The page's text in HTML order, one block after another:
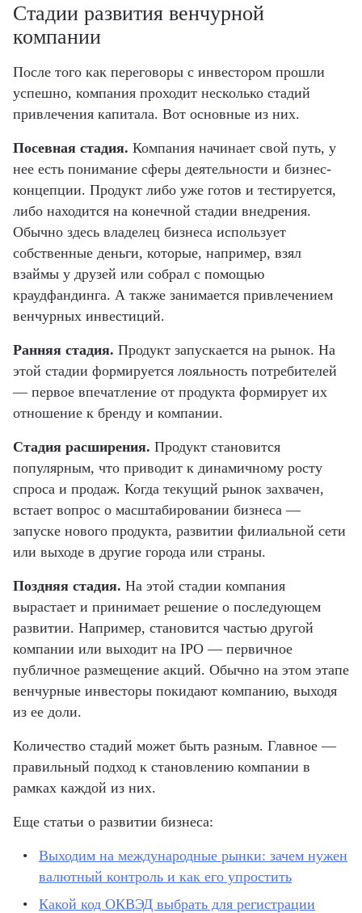
Стадии развития венчурной
компании
После того как переговоры с инвестором прошли
успешно, компания проходит несколько стадий
привлечения капитала. Вот основные из них.
Посевная стадия. Компания начинает свой путь, у
нее есть понимание сферы деятельности и бизнес-
концепции. Продукт либо уже готов и тестируется,
либо находится на конечной стадии внедрения.
Обычно здесь владелец бизнеса использует
собственные деньги, которые, например, взял
взаймы у друзей или собрал с помощью
краудфандинга. А также занимается привлечением
венчурных инвестиций.
Ранняя стадия. Продукт запускается на рынок. На
этой стадии формируется лояльность потребителей
— первое впечатление от продукта формирует их
отношение к бренду и компании.
Стадия расширения. Продукт становится
популярным, что приводит к динамичному росту
спроса и продаж. Когда текущий рынок захвачен,
встает вопрос о масштабировании бизнеса —
запуске нового продукта, развитии филиальной сети
или выходе в другие города или страны.
Поздняя стадия. На этой стадии компания
вырастает и принимает решение о последующем
развитии. Например, становится частью другой
компании или выходит на IPO — первичное
публичное размещение акций. Обычно на этом этапе
венчурные инвесторы покидают компанию, выходя
из ее доли.
Количество стадий может быть разным. Главное —
правильный подход к становлению компании в
рамках каждой из них.
Еще статьи о развитии бизнеса:
Выходим на международные рынки: зачем нужен
валютный контроль и как его упростить
Какой код ОКВЭД выбрать для регистрации